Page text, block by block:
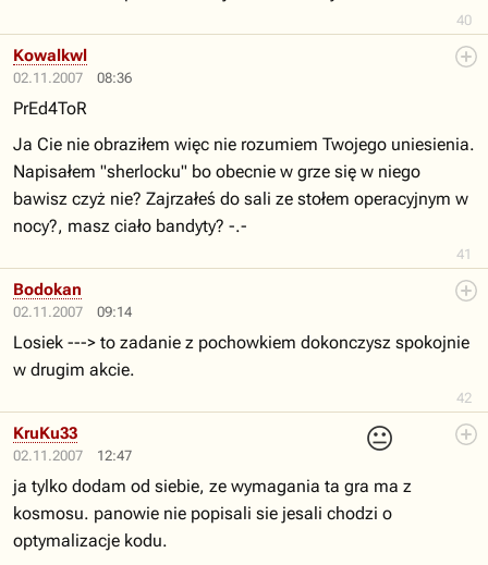
40
02.11.2007 08:36
41
Kowalkwl
PrEd4ToR
Ja Cie nie obraziłem więc nie rozumiem Twojego uniesienia.
Napisałem "sherlocku" bo obecnie w grze się w niego
bawisz czyż nie? Zajrzałeś do sali ze stołem operacyjnym w
nocy?, masz ciało bandyty? -.-
02.11.2007 09:14
42
Bodokan
Losiek ---> to zadanie z pochowkiem dokonczysz spokojnie
w drugim akcie.
02.11.2007 12:47
😐
KruKu33
ja tylko dodam od siebie, ze wymagania ta gra ma z
kosmosu. panowie nie popisali sie jesali chodzi o
optymalizacje kodu.